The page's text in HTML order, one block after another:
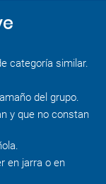
categoría similar.
del grupo.
y que no constan
en jarra o en